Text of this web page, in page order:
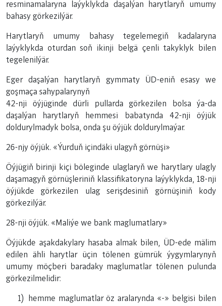
resminamalaryna laýyklykda daşalýan harytlaryň umumy
bahasy görkezilýär.
Harytlaryň umumy bahasy tegelemegiň kadalaryna
laýyklykda oturdan soň ikinji belgä çenli takyklyk bilen
tegelenilýär.
Eger daşalýan harytlaryň gymmaty ÜD-eniň esasy we
goşmaça sahypalarynyň
42-nji öýjüginde dürli pullarda görkezilen bolsa ýa-da
daşalýan harytlaryň hemmesi babatynda 42-nji öýjük
doldurylmadyk bolsa, onda şu öýjük doldurylmaýar.
26-njy öýjük. «Ýurduň içindäki ulagyň görnüşi»
Öýjügiň birinji kiçi böleginde ulaglaryň we harytlary ulagly
daşamagyň görnüşleriniň klassifikatoryna laýyklykda, 18-nji
öýjükde görkezilen ulag serişdesiniň görnüşiniň kody
görkezilýär.
28-nji öýjük. «Maliýe we bank maglumatlary»
Öýjükde aşakdakylary hasaba almak bilen, ÜD-ede mälim
edilen ähli harytlar üçin tölenen gümrük ýygymlarynyň
umumy möçberi baradaky maglumatlar tölenen pulunda
görkezilmelidir:
1) hemme maglumatlar öz aralarynda «-» belgisi bilen